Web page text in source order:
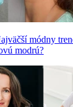
módny
modrú?